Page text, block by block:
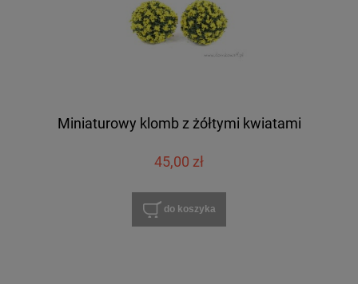
Miniaturowy klomb z żółtymi kwiatami
45,00 zł
do koszyka